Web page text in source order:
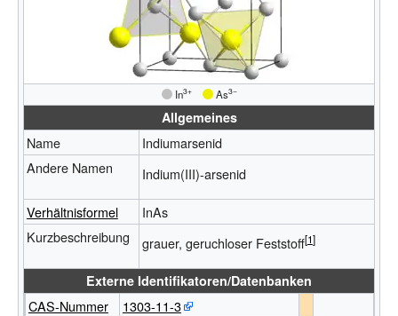
_In3+ _As3−
Allgemeines
Name
Indiumarsenid
Andere Namen
Indium(III)-arsenid
Verhältnisformel
InAs
Kurzbeschreibung
grauer, geruchloser Feststoff
Externe Identifikatoren/Datenbanken
CAS-Nummer
1303-11-3